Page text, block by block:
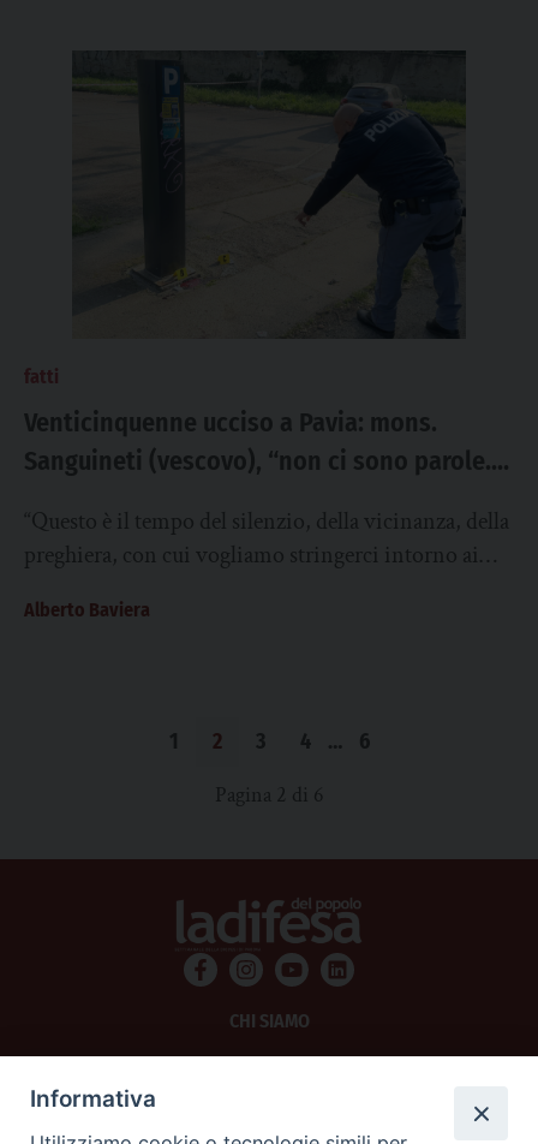
fatti
Venticinquenne ucciso a Pavia: mons.
Sanguineti (vescovo), “non ci sono parole.
sul vuoto che abita il cuore dei giovani”
“Questo è il tempo del silenzio, della vicinanza, della
preghiera, con cui vogliamo stringerci intorno ai
Alberto Baviera
1 2 3 4 … 6
Pagina 2 di 6
CHI SIAMO
Informativa